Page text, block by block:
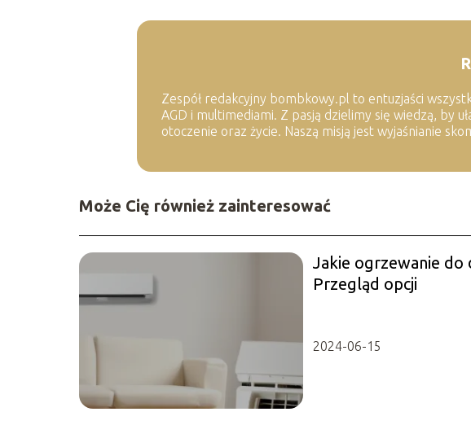
Zespół redakcyjny bombkowy.pl to entuzjaści
AGD i multimediami. Z pasją dzielimy się wiedzą, by
otoczenie oraz życie. Naszą misją jest wyjaśnianie
Może Cię również zainteresować
Jakie ogrzewanie do
Przegląd opcji
2024-06-15